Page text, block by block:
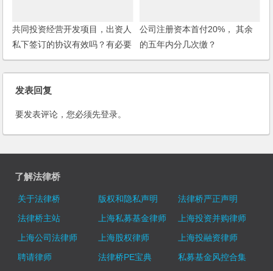
共同投资经营开发项目，出资人
私下签订的协议有效吗？有必要
进行公证吗？
公司注册资本首付20%， 其余
的五年内分几次缴？
发表回复
要发表评论，您必须先登录。
了解法律桥
关于法律桥 版权和隐私声明
法律桥严正声明
法律桥主站
上海私募基金律师
上海投资并购律师
上海公司法律师
上海股权律师
上海投融资律师
聘请律师
法律桥PE宝典
私募基金风控合集